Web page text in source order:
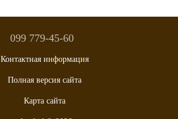
099 779-45-60
Контактная информация
Полная версия сайта
Карта сайта